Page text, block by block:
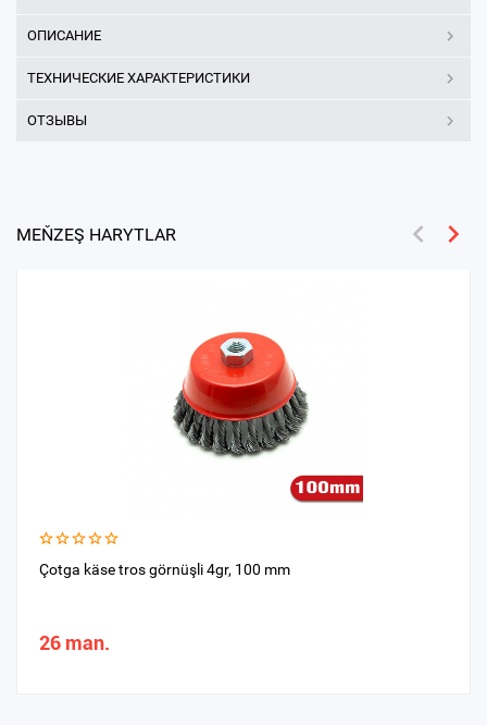
ОПИСАНИЕ
ТЕХНИЧЕСКИЕ ХАРАКТЕРИСТИКИ
ОТЗЫВЫ
MEŇZEŞ HARYTLAR
Çotga käse tros görnüşli 4gr, 100 mm
26 man.